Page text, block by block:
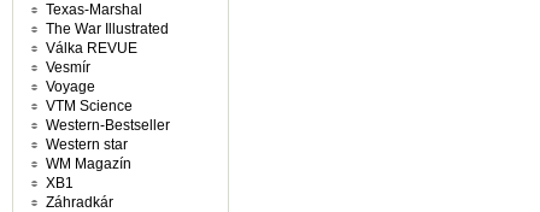
Texas-Marshal
The War Illustrated
Válka REVUE
Vesmír
Voyage
VTM Science
Western-Bestseller
Western star
WM Magazín
XB1
Záhradkár